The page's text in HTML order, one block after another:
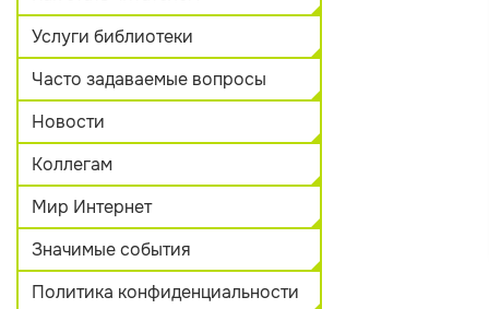
Услуги библиотеки
Часто задаваемые вопросы
Новости
Коллегам
Мир Интернет
Значимые события
Политика конфиденциальности